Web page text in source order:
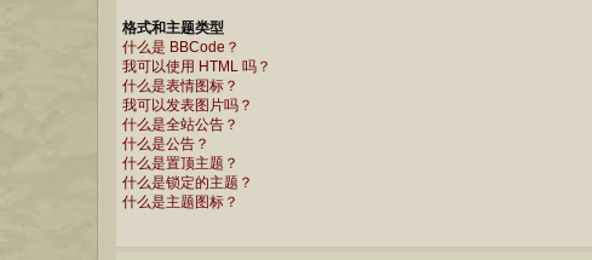
格式和主题类型
什么是 BBCode？
我可以使用 HTML 吗？
什么是表情图标？
我可以发表图片吗？
什么是全站公告？
什么是公告？
什么是置顶主题？
什么是锁定的主题？
什么是主题图标？